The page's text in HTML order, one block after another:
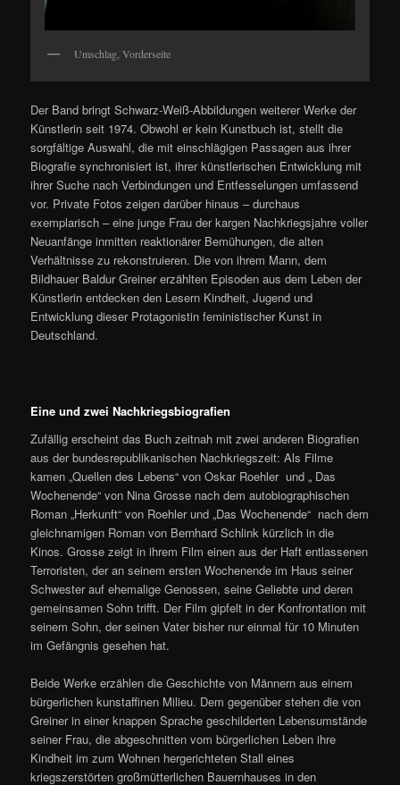
Umschlag, Vorderseite
Der Band bringt Schwarz-Weiß-Abbildungen weiterer Werke der
Künstlerin seit 1974. Obwohl er kein Kunstbuch ist, stellt die
sorgfältige Auswahl, die mit einschlägigen Passagen aus ihrer
Biografie synchronisiert ist, ihrer künstlerischen Entwicklung mit
ihrer Suche nach Verbindungen und Entfesselungen umfassend
vor. Private Fotos zeigen darüber hinaus – durchaus
exemplarisch – eine junge Frau der kargen Nachkriegsjahre voller
Neuanfänge inmitten reaktionärer Bemühungen, die alten
Verhältnisse zu rekonstruieren. Die von ihrem Mann, dem
Bildhauer Baldur Greiner erzählten Episoden aus dem Leben der
Künstlerin entdecken den Lesern Kindheit, Jugend und
Entwicklung dieser Protagonistin feministischer Kunst in
Deutschland.
Eine und zwei Nachkriegsbiografien
Zufällig erscheint das Buch zeitnah mit zwei anderen Biografien
aus der bundesrepublikanischen Nachkriegszeit: Als Filme
kamen „Quellen des Lebens“ von Oskar Roehler und „ Das
Wochenende“ von Nina Grosse nach dem autobiographischen
Roman „Herkunft“ von Roehler und „Das Wochenende“ nach dem
gleichnamigen Roman von Bernhard Schlink kürzlich in die
Kinos. Grosse zeigt in ihrem Film einen aus der Haft entlassenen
Terroristen, der an seinem ersten Wochenende im Haus seiner
Schwester auf ehemalige Genossen, seine Geliebte und deren
gemeinsamen Sohn trifft. Der Film gipfelt in der Konfrontation mit
seinem Sohn, der seinen Vater bisher nur einmal für 10 Minuten
im Gefängnis gesehen hat.
Beide Werke erzählen die Geschichte von Männern aus einem
bürgerlichen kunstaffinen Milieu. Dem gegenüber stehen die von
Greiner in einer knappen Sprache geschilderten Lebensumstände
seiner Frau, die abgeschnitten vom bürgerlichen Leben ihre
Kindheit im zum Wohnen hergerichteten Stall eines
kriegszerstörten großmütterlichen Bauernhauses in den